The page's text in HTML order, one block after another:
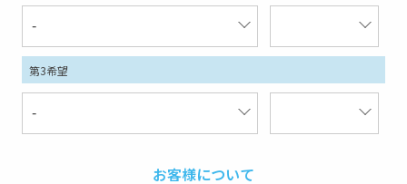
第3希望
お客様について